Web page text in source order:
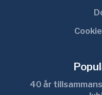
40 år